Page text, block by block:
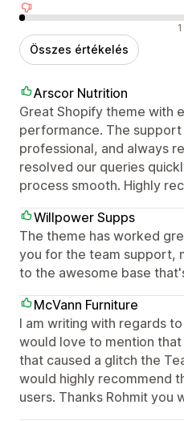
1
Összes értékelés
Arscor Nutrition
Great Shopify theme with
performance. The
professional, and always
resolved our queries
process smooth. Highly
Willpower Supps
The theme has worked
you for the team support,
to the awesome base
McVann Furniture
I am writing with regards
would love to mention that
that caused a glitch the
would highly recommend
users. Thanks Rohmit you